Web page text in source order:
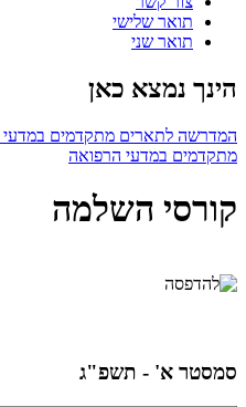
תואר שלישי
תואר שני
הינך נמצא כאן
המדרשה לתארים מתקדמים במדעי
מתקדמים במדעי הרפואה
קורסי השלמה
סמסטר א' - תשפ"ג